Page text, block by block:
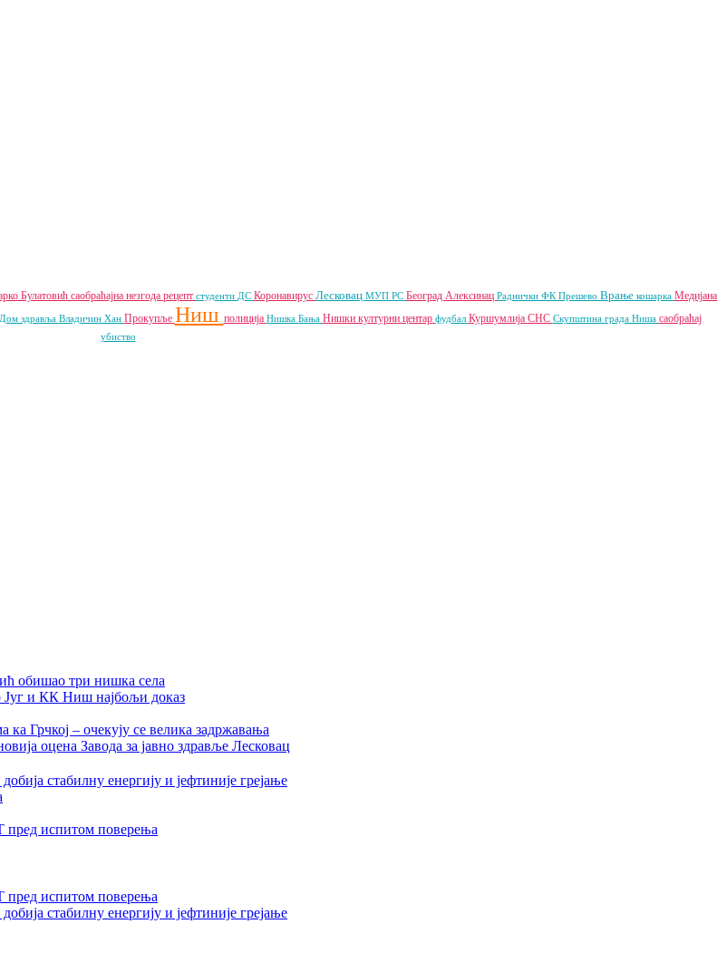
Булатовић саобраћајна незгода рецепт студенти ДС Коронавирус Лесковац МУП РС Београд Алексинац Раднички ФК Прешево Врање кошарка Медијана
Дом здравља Владичин Хан Прокупље Ниш полиција Нишка Бања Нишки културни центар фудбал Куршумлија СНС Скупштина града Ниша саобраћај
убиство
обишао три нишка села
Југ и КК Ниш најбољи доказ
Грчкој – очекују се велика задржавања
оцена Завода за јавно здравље Лесковац
стабилну енергију и јефтиније грејање
пред испитом поверења
пред испитом поверења
стабилну енергију и јефтиније грејање